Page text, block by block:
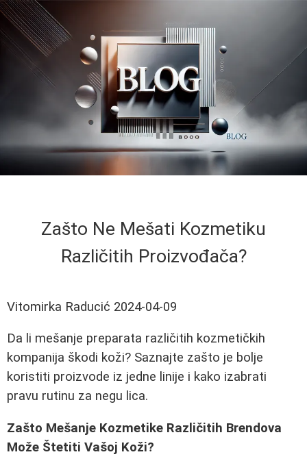
Zašto Ne Mešati Kozmetiku
Različitih Proizvođača?
Vitomirka Raducić 2024-04-09
Da li mešanje preparata različitih kozmetičkih
kompanija škodi koži? Saznajte zašto je bolje
koristiti proizvode iz jedne linije i kako izabrati
pravu rutinu za negu lica.
Zašto Mešanje Kozmetike Različitih Brendova
Može Štetiti Vašoj Koži?